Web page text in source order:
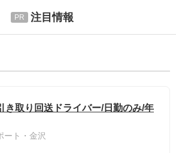
注目情報
き取り回送ドライバー/日勤のみ/年
ート・金沢